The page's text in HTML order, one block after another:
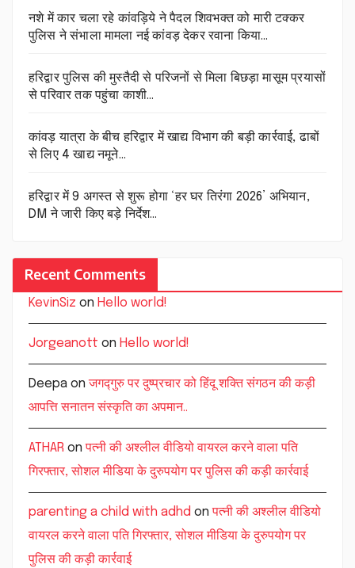
नशे में कार चला रहे कांवड़िये ने पैदल शिवभक्त को मारी टक्कर
पुलिस ने संभाला मामला नई कांवड़ देकर रवाना किया…
हरिद्वार पुलिस की मुस्तैदी से परिजनों से मिला बिछड़ा मासूम प्रयासों
से परिवार तक पहुंचा काशी…
कांवड़ यात्रा के बीच हरिद्वार में खाद्य विभाग की बड़ी कार्रवाई, ढाबों
से लिए 4 खाद्य नमूने…
हरिद्वार में 9 अगस्त से शुरू होगा ‘हर घर तिरंगा 2026’ अभियान,
DM ने जारी किए बड़े निर्देश…
Recent Comments
KevinSiz on Hello world!
Jorgeanott on Hello world!
Deepa onजगद्गुरु पर दुष्प्रचार को हिंदू शक्ति संगठन की कड़ी
आपत्ति सनातन संस्कृति का अपमान..
ATHAR onपत्नी की अश्लील वीडियो वायरल करने वाला पति
गिरफ्तार, सोशल मीडिया के दुरुपयोग पर पुलिस की कड़ी कार्रवाई
parenting a child with adhd onपत्नी की अश्लील वीडियो
वायरल करने वाला पति गिरफ्तार, सोशल मीडिया के दुरुपयोग पर
पुलिस की कड़ी कार्रवाई